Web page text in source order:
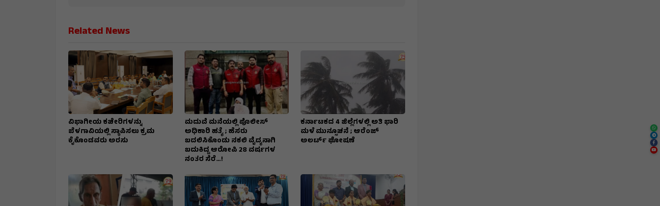
Related News
ವಿಭಾಗೀಯ ಕಚೇರಿಗಳನ್ನು
ಬೆಳಗಾವಿಯಲ್ಲಿ ಸ್ಥಾಪಿಸಲು ಕ್ರಮ
ಕೈಕೊಂಡವರು ಅರಸು
ಮದುವೆ ಮನೆಯಲ್ಲಿ ಪೊಲೀಸ್
ಅಧಿಕಾರಿ ಹತ್ಯೆ ; ಹೆಸರು
ಬದಲಿಸಿಕೊಂಡು ನಕಲಿ ವೈದ್ಯನಾಗಿ
ಬದುಕಿದ್ದ ಆರೋಪಿ 28 ವರ್ಷಗಳ
ನಂತರ ಸೆರೆ…!
ಕರ್ನಾಟಕದ 4 ಜಿಲ್ಲೆಗಳಲ್ಲಿ ಅತಿ ಭಾರಿ
ಮಳೆ ಮುನ್ಸೂಚನೆ ; ಆರೆಂಜ್‌
ಅಲರ್ಟ್‌ ಘೋಷಣೆ